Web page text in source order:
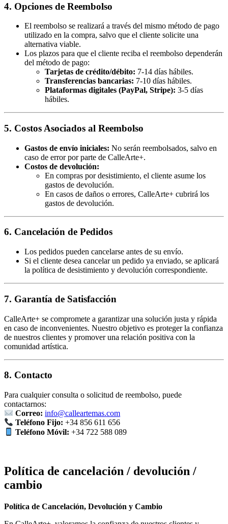
4. Opciones de Reembolso
El reembolso se realizará a través del mismo método de pago
utilizado en la compra, salvo que el cliente solicite una
alternativa viable.
Los plazos para que el cliente reciba el reembolso dependerán
del método de pago:
Tarjetas de crédito/débito: 7-14 días hábiles.
Transferencias bancarias: 7-10 días hábiles.
Plataformas digitales (PayPal, Stripe): 3-5 días
hábiles.
5. Costos Asociados al Reembolso
Gastos de envío iniciales: No serán reembolsados, salvo en
caso de error por parte de CalleArte+.
Costos de devolución:
En compras por desistimiento, el cliente asume los
gastos de devolución.
En casos de daños o errores, CalleArte+ cubrirá los
gastos de devolución.
6. Cancelación de Pedidos
Los pedidos pueden cancelarse antes de su envío.
Si el cliente desea cancelar un pedido ya enviado, se aplicará
la política de desistimiento y devolución correspondiente.
7. Garantía de Satisfacción
CalleArte+ se compromete a garantizar una solución justa y rápida
en caso de inconvenientes. Nuestro objetivo es proteger la confianza
de nuestros clientes y promover una relación positiva con la
comunidad artística.
8. Contacto
Para cualquier consulta o solicitud de reembolso, puede
contactarnos:
Correo: info@calleartemas.com
Teléfono Fijo: +34 856 611 656
Teléfono Móvil: +34 722 588 089
Política de cancelación / devolución /
cambio
Política de Cancelación, Devolución y Cambio